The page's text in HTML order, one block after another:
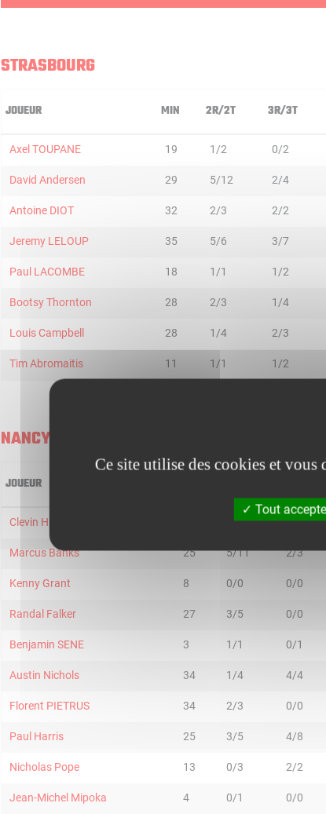
STRASBOURG
JOUEUR MIN 2R/2T 3R/3T
Axel TOUPANE 19 1/2 0/2
David Andersen 29 5/12 2/4
Antoine DIOT 32 2/3 2/2
Jeremy LELOUP 35 5/6 3/7
Paul LACOMBE 18 1/1 1/2
Bootsy Thornton 28 2/3 1/4
Louis Campbell 28 1/4 2/3
Tim Abromaitis 11 1/1 1/2
NANCY
JOUEUR
Clevin Hannah 1/2 4/6
Marcus Banks 25 5/11 2/3
Kenny Grant 8 0/0 0/0
Randal Falker 27 3/5 0/0
Benjamin SENE 3 1/1 0/1
Austin Nichols 34 1/4 4/4
Florent PIETRUS 34 2/3 0/0
Paul Harris 25 3/5 4/8
Nicholas Pope 13 0/3 2/2
Jean-Michel Mipoka 4 0/1 0/0
Ce site utilise des cookies et
Tout